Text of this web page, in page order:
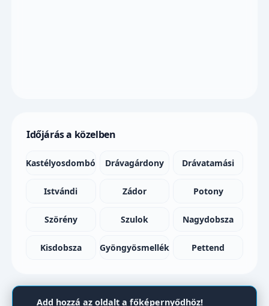
Időjárás a közelben
Kastélyosdombó Drávagárdony Drávatamási
Istvándi Zádor Potony
Szörény Szulok Nagydobsza
Kisdobsza Gyöngyösmellék Pettend
Add hozzá az oldalt a főképernyődhöz!